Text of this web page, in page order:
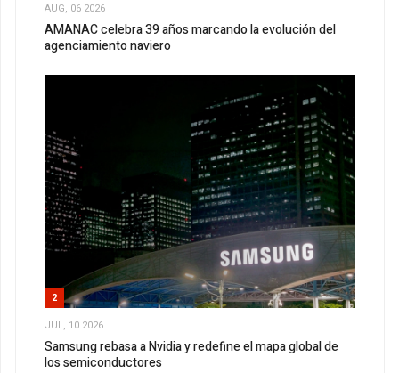
AUG, 06 2026
AMANAC celebra 39 años marcando la evolución del
agenciamiento naviero
2
JUL, 10 2026
Samsung rebasa a Nvidia y redefine el mapa global de
los semiconductores